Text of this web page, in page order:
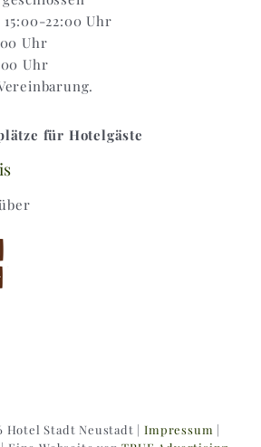
22:00 Uhr
Uhr
Uhr
für Hotelgäste
Hotel Stadt Neustadt |Impressum |